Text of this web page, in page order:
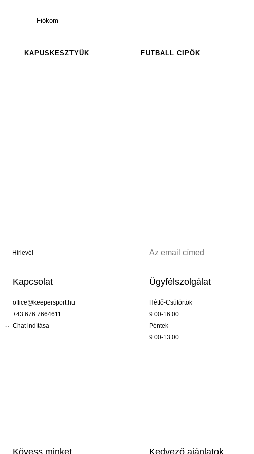
Fiókom
KAPUSKESZTYŰK FUTBALL CIPŐK
Hírlevél
Kapcsolat
office@keepersport.hu
+43 676 7664611
Chat indítása
Ügyfélszolgálat
Hétfő-Csütörtök
9:00-16:00
Péntek
9:00-13:00
Kövess minket Kedvező ajánlatok